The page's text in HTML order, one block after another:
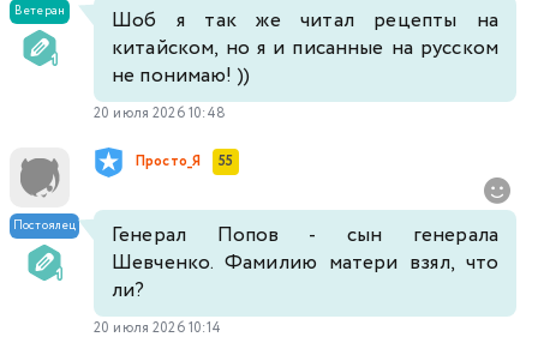
Ветеран
Шоб я так же читал рецепты на
китайском, но я и писанные на русском
не понимаю! ))
20 июля 2026 10:48
Постоялец
Просто_Я 55
Генерал Попов - сын генерала
Шевченко. Фамилию матери взял, что
ли?
20 июля 2026 10:14